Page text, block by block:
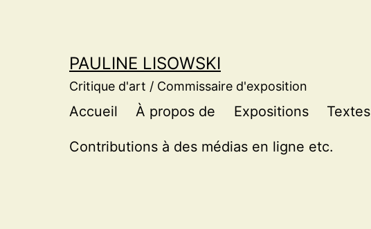
PAULINE LISOWSKI
Critique d'art / Commissaire d'exposition
Accueil À propos de Expositions Textes
Contributions à des médias en ligne etc.